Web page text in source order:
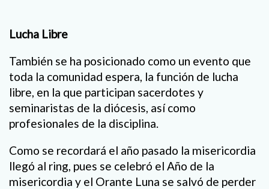
Lucha Libre
También se ha posicionado como un evento que
toda la comunidad espera, la función de lucha
libre, en la que participan sacerdotes y
seminaristas de la diócesis, así como
profesionales de la disciplina.
Como se recordará el año pasado la misericordia
llegó al ring, pues se celebró el Año de la
misericordia y el Orante Luna se salvó de perder